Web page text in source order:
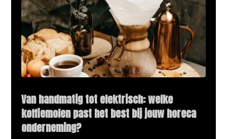
Van handmatig tot elektrisch: welke
koffiemolen past het best bij jouw horeca
onderneming?